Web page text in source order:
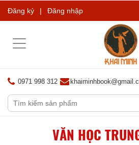
Đăng ký | Đăng nhập
Toggle
0971 998 312
VĂN HỌC